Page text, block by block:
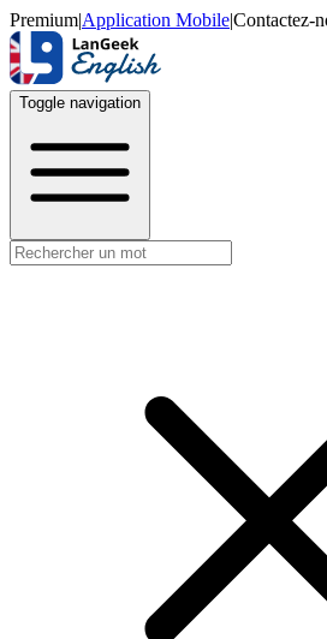
Premium|Application Mobile|Contactez-
Toggle navigation